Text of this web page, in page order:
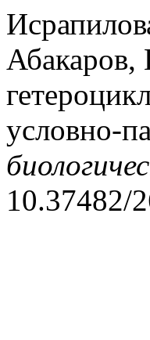
Абакаров,
условно-
10.37482/